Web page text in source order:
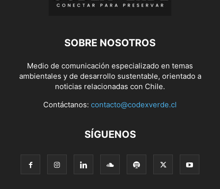
SOBRE NOSOTROS
Medio de comunicación especializado en temas
ambientales y de desarrollo sustentable, orientado a
noticias relacionadas con Chile.
Contáctanos: contacto@codexverde.cl
SÍGUENOS